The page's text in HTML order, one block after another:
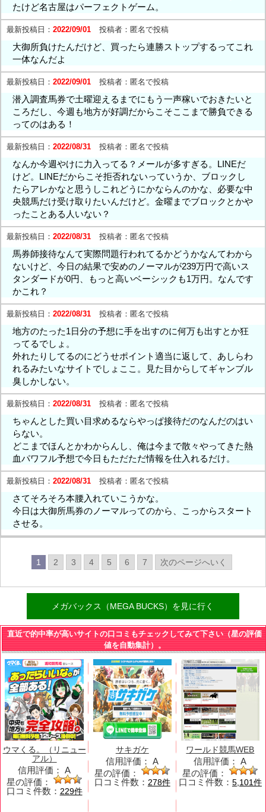
たけど名古屋はパーフェクトゲーム。
最新投稿日： 2022/09/01 投稿者： 匿名で投稿
大御所負けたんだけど、買ったら連勝ストップするってこれ
一体なんだよ
最新投稿日： 2022/09/01 投稿者： 匿名で投稿
潜入調査馬券で土曜迎えるまでにもう一声稼いでおきたいと
ころだし、今週も地方が好調だからこそここまで勝負できる
ってのはある！
最新投稿日： 2022/08/31 投稿者： 匿名で投稿
なんか今週やけに力入ってる？メールが多すぎる。LINEだ
けど。LINEだからこそ拒否れないっていうか、ブロックし
たらアレかなと思うしこれどうにかならんのかな、必要な中
央競馬だけ受け取りたいんだけど。金曜までブロックとかや
ったことある人いない？
最新投稿日： 2022/08/31 投稿者： 匿名で投稿
馬券師接待なんて実際問題行われてるかどうかなんてわから
ないけど、今日の結果で安めのノーマルが239万円で高いス
タンダードが0円、もっと高いベーシックも1万円。なんです
かこれ？
最新投稿日： 2022/08/31 投稿者： 匿名で投稿
地方のたった1日分の予想に手を出すのに何万も出すとか狂
ってるでしょ。
外れたりしてるのにどうせポイント適当に返して、あしらわ
れるみたいなサイトでしょここ。見た目からしてギャンブル
臭しかしない。
最新投稿日： 2022/08/31 投稿者： 匿名で投稿
ちゃんとした買い目求めるならやっぱ接待だのなんだのはい
らない。
どこまでほんとかわからんし、俺は今まで散々やってきた熱
血パワフル予想で今日もただただ情報を仕入れるだけ。
最新投稿日： 2022/08/31 投稿者： 匿名で投稿
さてそろそろ本腰入れていこうかな。
今日は大御所馬券のノーマルってのから、こっからスタート
させる。
1 2 3 4 5 6 7 次のページへいく
メガバックス（MEGA BUCKS）を見に行く
直近で的中率が高いサイトの口コミもチェックしてみて下さい（星の評価
値を自動集計）。
ウマくる。（リニュー
アル）
信用評価： A
星の評価：
口コミ件数： 229件
サキガケ
信用評価：
A
星の評価：
口コミ件数： 278件
ワールド競馬WEB
信用評価：
A
星の評価：
口コミ件数： 5,101件